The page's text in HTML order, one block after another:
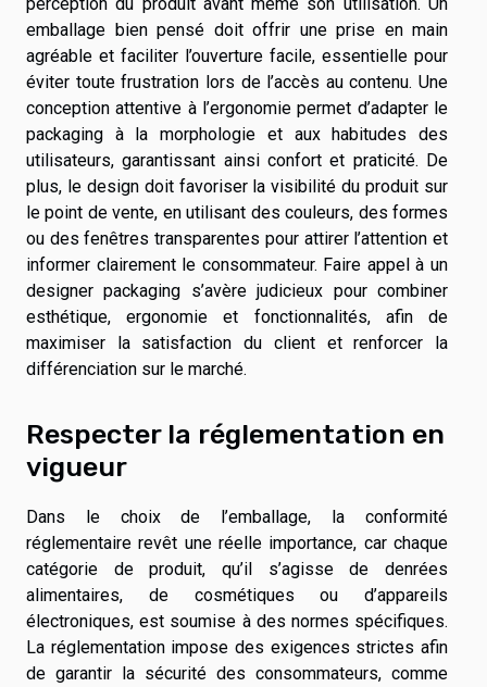
emballage bien pensé doit offrir une prise en main
agréable et faciliter l’ouverture facile, essentielle pour
éviter toute frustration lors de l’accès au contenu. Une
conception attentive à l’ergonomie permet d’adapter le
packaging à la morphologie et aux habitudes des
utilisateurs, garantissant ainsi confort et praticité. De
plus, le design doit favoriser la visibilité du produit sur
le point de vente, en utilisant des couleurs, des formes
ou des fenêtres transparentes pour attirer l’attention et
informer clairement le consommateur. Faire appel à un
designer packaging s’avère judicieux pour combiner
esthétique, ergonomie et fonctionnalités, afin de
maximiser la satisfaction du client et renforcer la
différenciation sur le marché.
Respecter la réglementation en
vigueur
Dans le choix de l’emballage, la conformité
réglementaire revêt une réelle importance, car chaque
catégorie de produit, qu’il s’agisse de denrées
alimentaires, de cosmétiques ou d’appareils
électroniques, est soumise à des normes spécifiques.
La réglementation impose des exigences strictes afin
de garantir la sécurité des consommateurs, comme